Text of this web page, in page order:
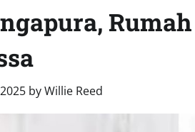
byWillie Reed